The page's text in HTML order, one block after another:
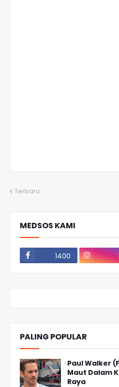
Terbaru
MEDSOS KAMI
1400
PALING POPULAR
Paul Walker
Maut Dalam
Raya